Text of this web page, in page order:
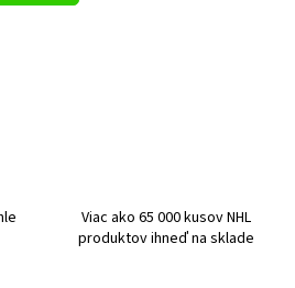
Viac ako 65 000 kusov NHL
produktov ihneď na sklade